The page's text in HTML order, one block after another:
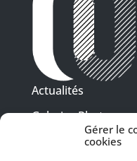
Gérer le
cookies
Actualités
Galeries Photos
Vidéothèque